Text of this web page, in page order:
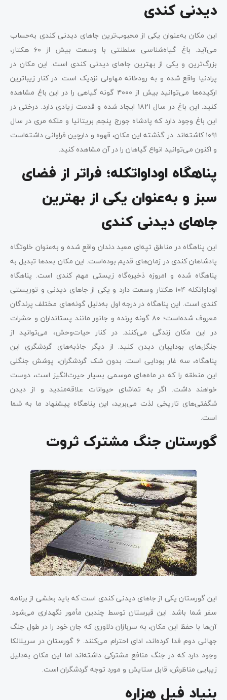
دیدنی کندی
این مکان به‌عنوان یکی از محبوب‌ترین جاهای دیدنی کندی به‌حساب
می‌آید. باغ گیاه‌شناسی سلطنتی با وسعت بیش از ۶۰ هکتار،
بزرگ‌ترین و یکی از بهترین جاهای دیدنی کندی است. این مکان در
پرادنیا واقع شده و به رودخانه مهاولی نزدیک است. در کنار زیباترین
ارکیده‌ها می‌توانید بیش از ۴۰۰۰ گونه گیاهی را در این باغ مشاهده
کنید. این باغ در سال ۱۸۲۱ ایجاد شده و قدمت زیادی دارد. درختی در
این باغ وجود دارد که پادشاه جورج پنجم بریتانیا و ملکه مری در سال
۱۰۹۱ کاشته‌اند. در گذشته این مکان، قهوه و دارچین فراوانی داشته‌است
و اکنون می‌توانید انواع گیاهان را در آن مشاهده کنید.
پناهگاه اوداواتکله؛ فراتر از فضای
سبز و به‌عنوان یکی از بهترین
جاهای دیدنی کندی
این پناهگاه در مناطق تپه‌ای معبد دندان واقع شده‌ و به‌عنوان خلوتگاه
پادشاهان کندی در زمان‌های قدیم بوده‌است. این مکان بعدها تبدیل به
پناهگاه شده و امروزه ذخیره‌گاه زیستی مهم کندی است. پناهگاه
اوداواتکله ۱۰۴ هکتار وسعت دارد و یکی از جاهای دیدنی و توریستی
کندی است. این پناهگاه در درجه اول به‌دلیل‌ گونه‌های مختلف پرندگان
معروف شده‌است؛ ۸۰ گونه پرنده و جانور مانند پستانداران و حشرات
در این مکان زندگی می‌کنند. در کنار حیات‌وحش، می‌توانید از
جنگل‌های بوداییان دیدن کنید. از دیگر جاذبه‌های گردشگری این
پناهگاه، سه غار بودایی است. بدون شک گردشگران، پوشش جنگلی
این منطقه را که در ماه‌های موسمی بسیار حیرت‌انگیز است، دوست
خواهند داشت. اگر به تماشای حیوانات علاقه‌مندید و از دیدن
شگفتی‌های تاریخی لذت می‌برید، این پناهگاه پیشنهاد ما به شما
است.
گورستان جنگ مشترک ثروت
این گورستان یکی از جاهای دیدنی کندی است که باید بخشی از برنامه
سفر شما باشد. این قبرستان توسط چندین مأمور نگهداری می‌شود.
آن‌ها با حفظ این مکان، به سربازان دلاوری که جان خود را در طول جنگ
جهانی دوم فدا کرده‌اند، ادای احترام می‌کنند. ۶ گورستان در سریلانکا
وجود دارد که در جنگ منافع مشترکی داشته‌اند اما این مکان به‌دلیل
زیبایی مناظرش، قابل ستایش و مورد توجه گردشگران است.
بنیاد فیل هزاره